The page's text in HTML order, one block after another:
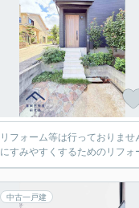
リフォーム等は行っておりま
にすみやすくするためのリフォ
中古一戸建